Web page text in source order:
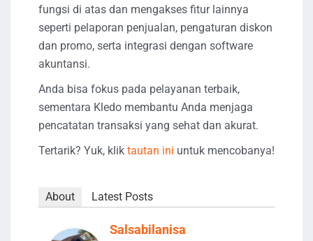
fungsi di atas dan mengakses fitur lainnya
seperti pelaporan penjualan, pengaturan diskon
dan promo, serta integrasi dengan software
akuntansi.
Anda bisa fokus pada pelayanan terbaik,
sementara Kledo membantu Anda menjaga
pencatatan transaksi yang sehat dan akurat.
Tertarik? Yuk, klik tautan ini untuk mencobanya!
About Latest Posts
Salsabilanisa